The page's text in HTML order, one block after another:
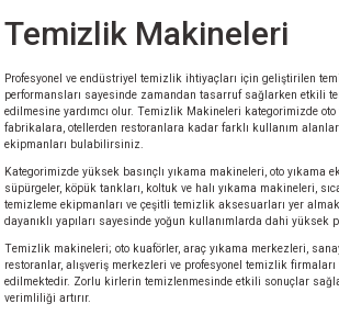
Kesme Makineleri
Makinesi
Ekipmanlar
Mikser
Pompa
Temizlik Makineleri
Profesyonel ve endüstriyel temizlik ihtiyaçları için geliştirilen
performansları sayesinde zamandan tasarruf sağlarken etkili
edilmesine yardımcı olur. Temizlik Makineleri kategorimizde oto
fabrikalara, otellerden restoranlara kadar farklı kullanım
ekipmanları bulabilirsiniz.
Kategorimizde yüksek basınçlı yıkama makineleri, oto yıkama
süpürgeler, köpük tankları, koltuk ve halı yıkama makineleri,
temizleme ekipmanları ve çeşitli temizlik aksesuarları yer
dayanıklı yapıları sayesinde yoğun kullanımlarda dahi yüksek
Temizlik makineleri; oto kuaförler, araç yıkama merkezleri,
restoranlar, alışveriş merkezleri ve profesyonel temizlik firmaları
edilmektedir. Zorlu kirlerin temizlenmesinde etkili sonuçlar
verimliliği artırır.